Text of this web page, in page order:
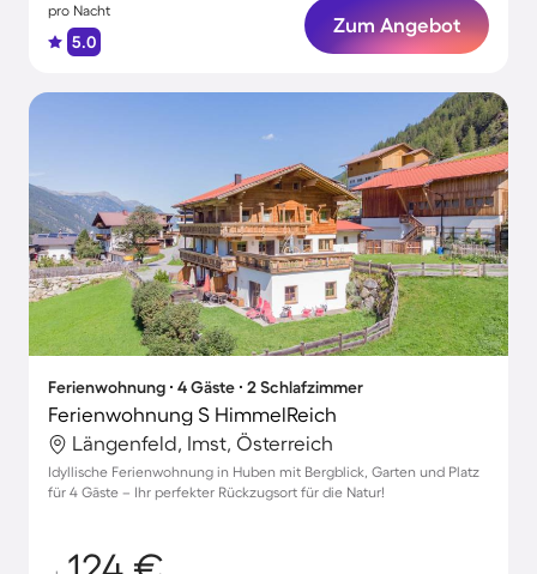
pro Nacht
5.0
Zum Angebot
Ferienwohnung ∙ 4 Gäste ∙ 2 Schlafzimmer
Ferienwohnung S HimmelReich
Längenfeld, Imst, Österreich
Idyllische Ferienwohnung in Huben mit Bergblick, Garten und Platz
für 4 Gäste – Ihr perfekter Rückzugsort für die Natur!